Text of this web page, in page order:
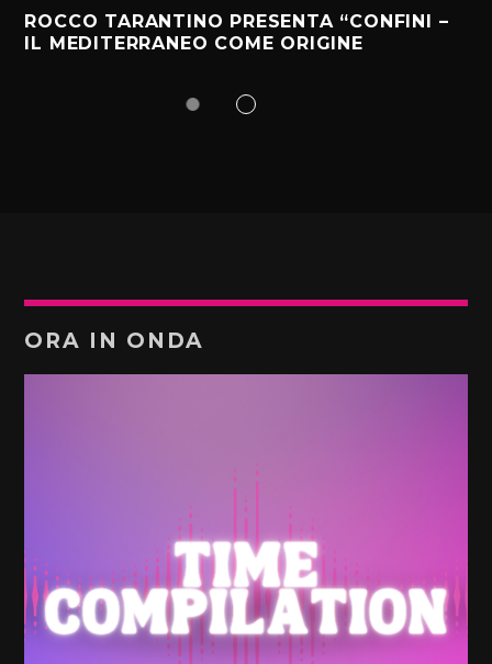
ROCCO TARANTINO PRESENTA “CONFINI –
IL MEDITERRANEO COME ORIGINE
ORA IN ONDA